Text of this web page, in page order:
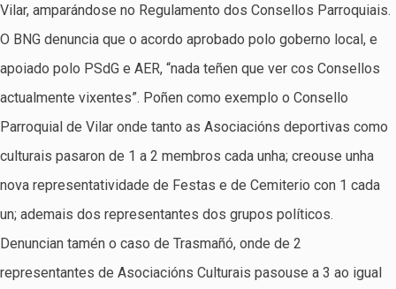
Vilar, amparándose no Regulamento dos Consellos Parroquiais.
O BNG denuncia que o acordo aprobado polo goberno local, e
apoiado polo PSdG e AER, “nada teñen que ver cos Consellos
actualmente vixentes”. Poñen como exemplo o Consello
Parroquial de Vilar onde tanto as Asociacións deportivas como
culturais pasaron de 1 a 2 membros cada unha; creouse unha
nova representatividade de Festas e de Cemiterio con 1 cada
un; ademais dos representantes dos grupos políticos.
Denuncian tamén o caso de Trasmañó, onde de 2
representantes de Asociacións Culturais pasouse a 3 ao igual